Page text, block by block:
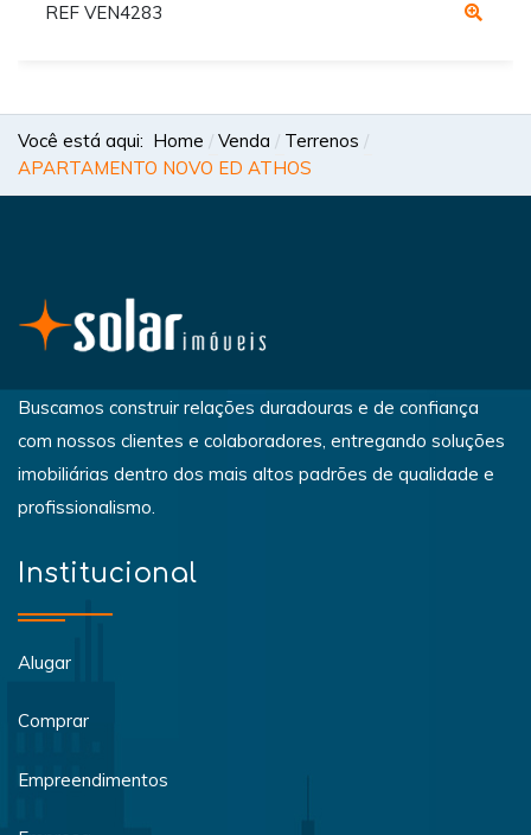
REF VEN4283
Você está aqui: Home Venda
Terrenos
APARTAMENTO NOVO ED ATHOS
Buscamos construir relações duradouras e de confiança
com nossos clientes e colaboradores, entregando soluções
imobiliárias dentro dos mais altos padrões de qualidade e
profissionalismo.
Institucional
Alugar
Comprar
Empreendimentos